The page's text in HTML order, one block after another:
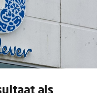
als